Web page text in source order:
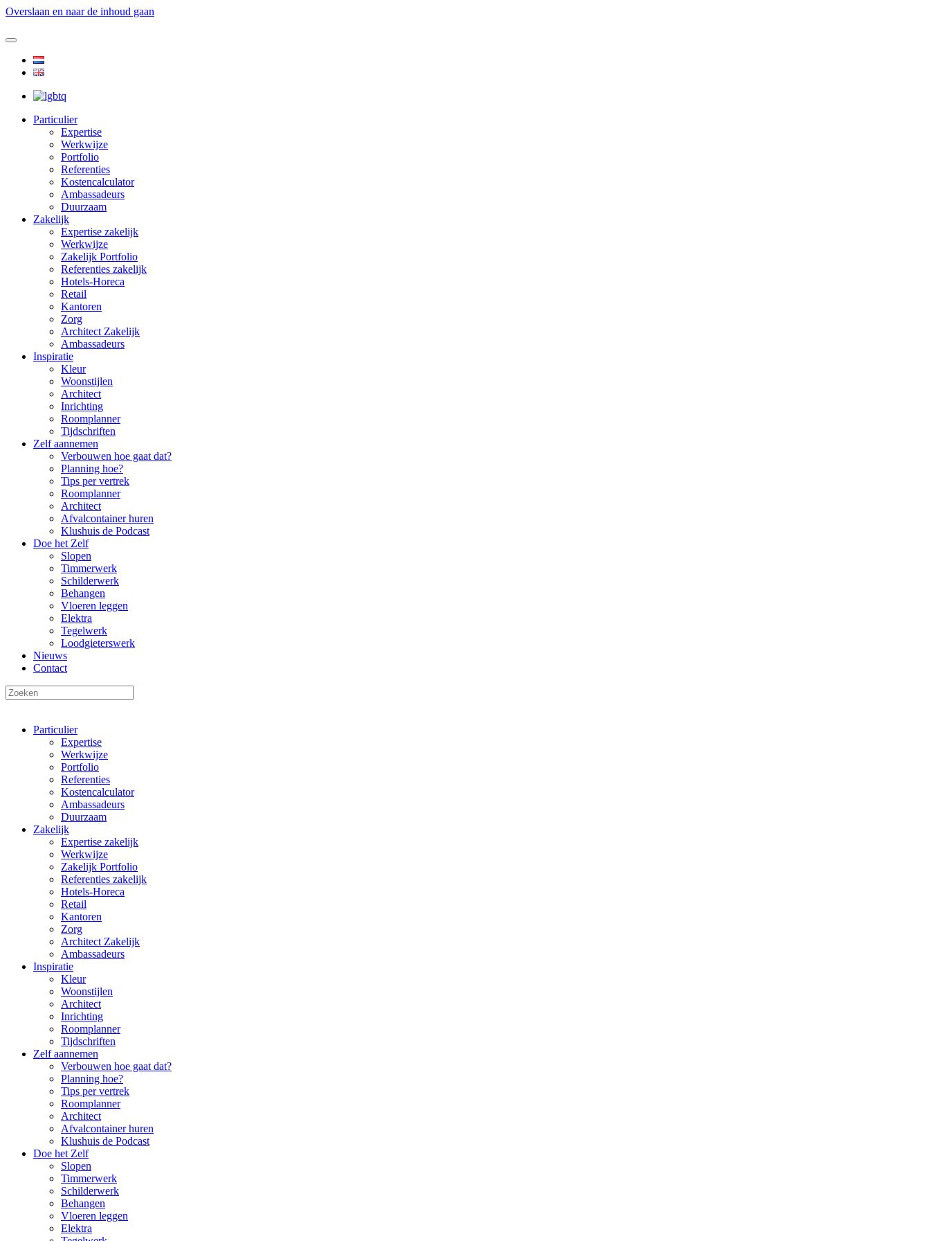
Overslaan en naar de inhoud gaan
Particulier
Expertise
Werkwijze
Portfolio
Referenties
Kostencalculator
Ambassadeurs
Duurzaam
Zakelijk
Expertise zakelijk
Werkwijze
Zakelijk Portfolio
Referenties zakelijk
Hotels-Horeca
Retail
Kantoren
Zorg
Architect Zakelijk
Ambassadeurs
Inspiratie
Kleur
Woonstijlen
Architect
Inrichting
Roomplanner
Tijdschriften
Zelf aannemen
Verbouwen hoe gaat dat?
Planning hoe?
Tips per vertrek
Roomplanner
Architect
Afvalcontainer huren
Klushuis de Podcast
Doe het Zelf
Slopen
Timmerwerk
Schilderwerk
Behangen
Vloeren leggen
Elektra
Tegelwerk
Loodgieterswerk
Nieuws
Contact
Particulier
Expertise
Werkwijze
Portfolio
Referenties
Kostencalculator
Ambassadeurs
Duurzaam
Zakelijk
Expertise zakelijk
Werkwijze
Zakelijk Portfolio
Referenties zakelijk
Hotels-Horeca
Retail
Kantoren
Zorg
Architect Zakelijk
Ambassadeurs
Inspiratie
Kleur
Woonstijlen
Architect
Inrichting
Roomplanner
Tijdschriften
Zelf aannemen
Verbouwen hoe gaat dat?
Planning hoe?
Tips per vertrek
Roomplanner
Architect
Afvalcontainer huren
Klushuis de Podcast
Doe het Zelf
Slopen
Timmerwerk
Schilderwerk
Behangen
Vloeren leggen
Elektra